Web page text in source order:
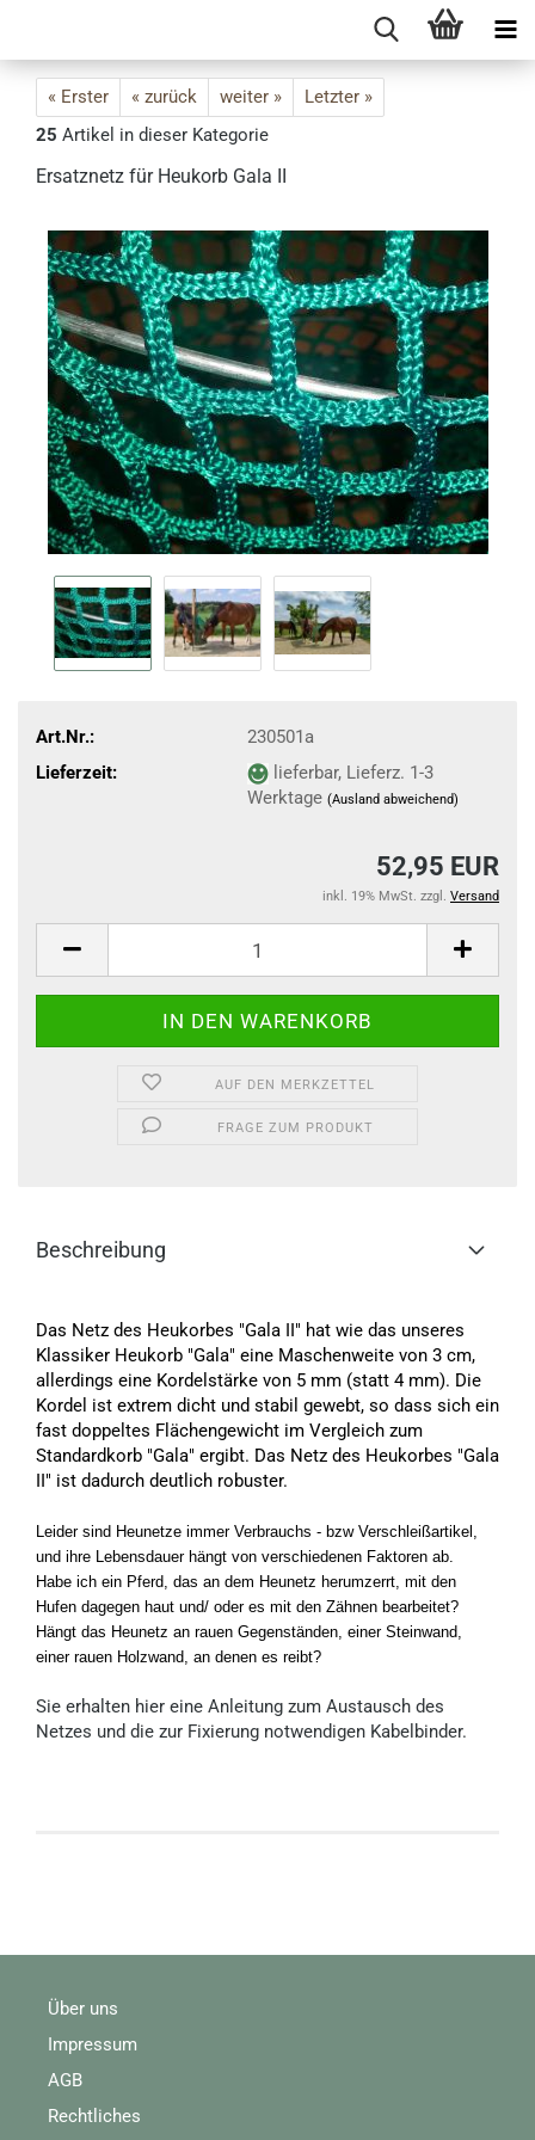
« Erster « zurück weiter »
Letzter »
25 Artikel in dieser Kategorie
Ersatznetz für Heukorb Gala II
Art.Nr.:
230501a
Lieferzeit:
lieferbar, Lieferz. 1-3
Werktage (Ausland abweichend)
52,95 EUR
inkl. 19% MwSt. zzgl. Versand
AUF DEN MERKZETTEL
FRAGE ZUM PRODUKT
Beschreibung
Das Netz des Heukorbes "Gala II" hat wie das unseres
Klassiker Heukorb "Gala" eine Maschenweite von 3 cm,
allerdings eine Kordelstärke von 5 mm (statt 4 mm). Die
Kordel ist extrem dicht und stabil gewebt, so dass sich ein
fast doppeltes Flächengewicht im Vergleich zum
Standardkorb "Gala" ergibt. Das Netz des Heukorbes "Gala
II" ist dadurch deutlich robuster.
Leider sind Heunetze immer Verbrauchs - bzw Verschleißartikel,
und ihre Lebensdauer hängt von verschiedenen Faktoren ab.
Habe ich ein Pferd, das an dem Heunetz herumzerrt, mit den
Hufen dagegen haut und/ oder es mit den Zähnen bearbeitet?
Hängt das Heunetz an rauen Gegenständen, einer Steinwand,
einer rauen Holzwand, an denen es reibt?
Sie erhalten hier eine Anleitung zum Austausch des
Netzes und die zur Fixierung notwendigen Kabelbinder.
Über uns
Impressum
AGB
Rechtliches